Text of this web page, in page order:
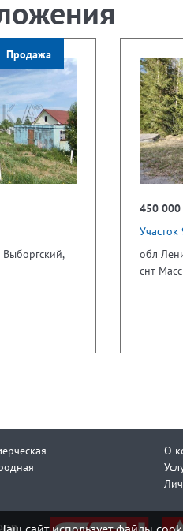
Продажа
450
Участок
обл
снт
О